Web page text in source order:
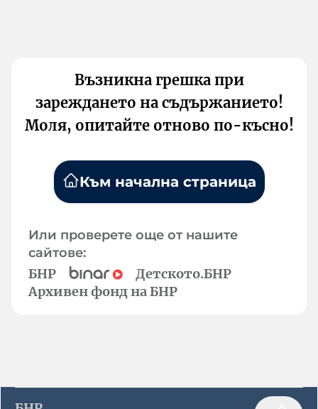
Възникна грешка при
зареждането на съдържанието!
Моля, опитайте отново по-късно!
Към начална страница
Или проверете още от нашите
сайтове:
БНР
Детското.БНР
Архивен фонд на БНР